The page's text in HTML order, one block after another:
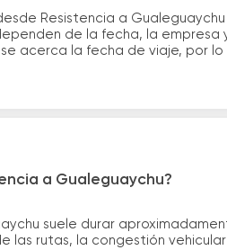
Resistencia a
de la fecha, la
acerca la fecha de viaje, por
a Gualeguaychu?
suele durar
las rutas, la congestión